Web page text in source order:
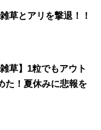
草とアリを撃退！！
草】1粒でもアウト
た！夏休みに悲報を